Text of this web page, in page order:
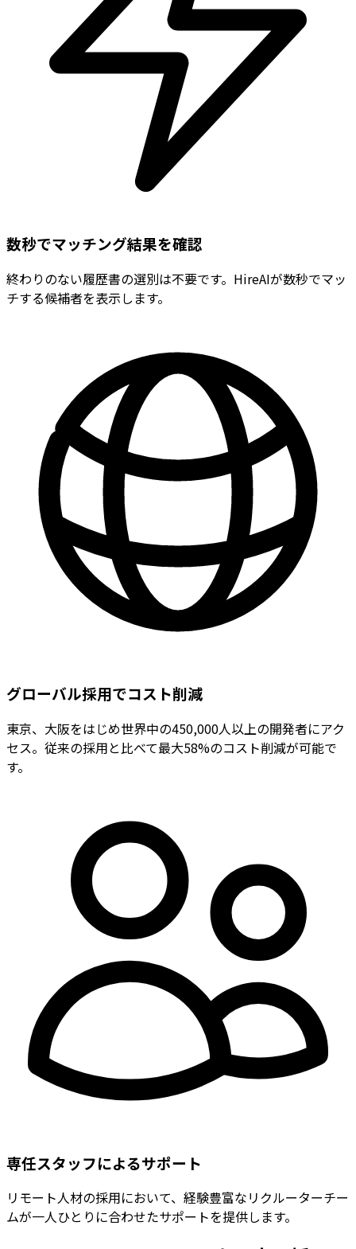
数秒でマッチング結果を確認
終わりのない履歴書の選別は不要です。HireAIが数秒でマッ
チする候補者を表示します。
グローバル採用でコスト削減
東京、大阪をはじめ世界中の450,000人以上の開発者にアク
セス。従来の採用と比べて最大58%のコスト削減が可能で
す。
専任スタッフによるサポート
リモート人材の採用において、経験豊富なリクルーターチー
ムが一人ひとりに合わせたサポートを提供します。